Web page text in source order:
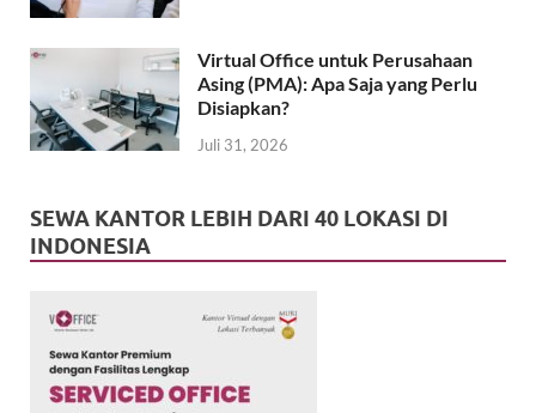
Virtual Office untuk Perusahaan
Asing (PMA): Apa Saja yang Perlu
Disiapkan?
Juli 31, 2026
SEWA KANTOR LEBIH DARI 40 LOKASI DI
INDONESIA